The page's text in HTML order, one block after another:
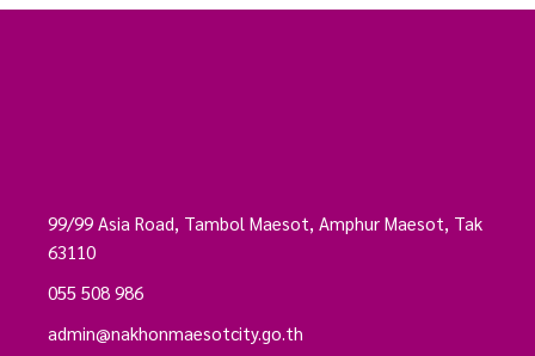
99/99 Asia Road, Tambol Maesot, Amphur Maesot, Tak
63110
055 508 986
admin@nakhonmaesotcity.go.th